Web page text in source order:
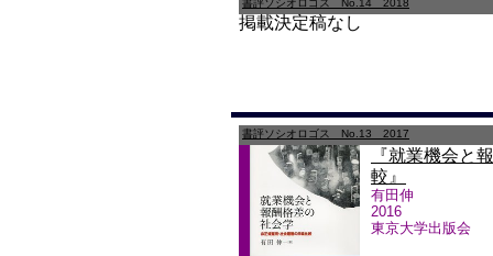
書評ソシオロゴス No.14 2018
掲載決定稿なし
書評ソシオロゴス No.13 2017
『就業機会と
較』
有田伸
2016
東京大学出版会